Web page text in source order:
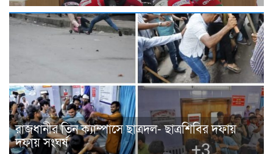
রাজধানীর তিন ক্যাম্পাসে ছাত্রদল- ছাত্রশিবির দফায়
দফায় সংঘর্ষ